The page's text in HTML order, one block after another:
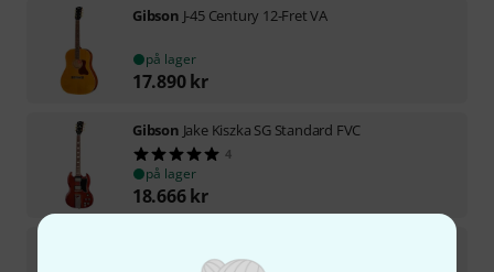
Gibson J-45 Century 12-Fret VA
på lager
17.890 kr
Gibson Jake Kiszka SG Standard FVC
4
på lager
18.666 kr